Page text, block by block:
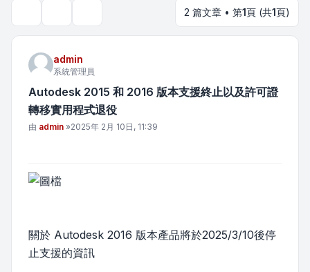
2 篇文章 • 第1頁 (共1頁)
admin
系統管理員
Autodesk 2015 和 2016 版本支援終止以及許可證
轉移實用程式退役
文章
由 admin »2025年 2月 10日, 11:39
關於 Autodesk 2016 版本產品將於2025/3/10後停
止支援的資訊